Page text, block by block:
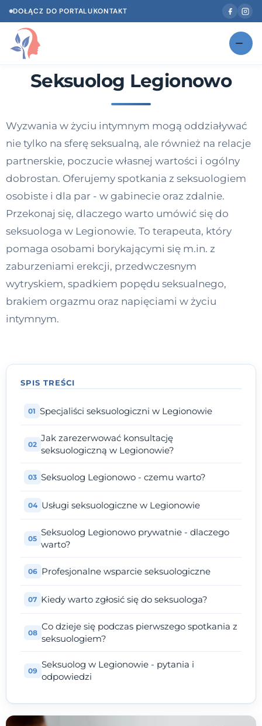
DOŁĄCZ DO PORTALUKONTAKT
Znajdź swojego specjalistęNOWOŚĆ
Według specjalizacji
Diagnozy psychologiczne
Testy psychologiczne
Dawka wiedzy
Dla specjalistów
Kontakt
Seksuolog Legionowo
Wyzwania w życiu intymnym mogą oddziaływać
nie tylko na sferę seksualną, ale również na relacje
partnerskie, poczucie własnej wartości i ogólny
dobrostan. Oferujemy spotkania z seksuologiem
osobiste i dla par - w gabinecie oraz zdalnie.
Przekonaj się, dlaczego warto umówić się do
seksuologa w Legionowie. To terapeuta, który
pomaga osobami borykającymi się m.in. z
zaburzeniami erekcji, przedwczesnym
wytryskiem, spadkiem popędu seksualnego,
brakiem orgazmu oraz napięciami w życiu
intymnym.
SPIS TREŚCI
Specjaliści seksuologiczni w Legionowie
Jak zarezerwować konsultację
seksuologiczną w Legionowie?
Seksuolog Legionowo - czemu warto?
Usługi seksuologiczne w Legionowie
Seksuolog Legionowo prywatnie - dlaczego
warto?
Profesjonalne wsparcie seksuologiczne
Kiedy warto zgłosić się do seksuologa?
Co dzieje się podczas pierwszego spotkania z
seksuologiem?
Seksuolog w Legionowie - pytania i
odpowiedzi